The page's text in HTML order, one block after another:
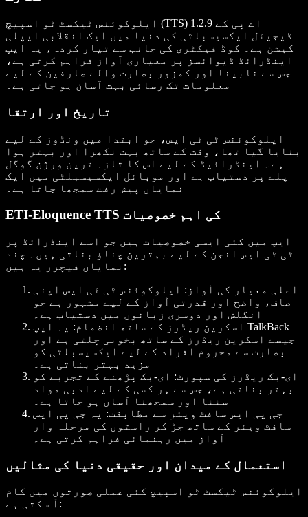
ایلوکوئنس ٹیکسٹ ٹو اسپیچ (TTS) 1.2.9 اے پی کے
ڈیجیٹل ایکسیسبلٹی کی دنیا میں ایک انقلابی ایپلی
کیشن ہے۔ کوڈ فیکٹری کی جانب سے تیار کردہ، یہ ایپ
اینڈرائڈ ڈیوائسز پر معیاری آواز فراہم کرتی ہے،
جس سے نابینا اور کمزور بصارت والے صارفین کے لیے
معلومات تک رسائی بہت آسان ہو جاتی ہے۔
تاریخ اور ارتقا
ایلوکوئنس ٹی ٹی ایس، جو ابتدا میں ونڈوز کے لیے
بنایا گیا تھا، وقت کے ساتھ بہت نکھرا اور بہتر ہوا
ہے۔ اینڈرائیڈ کے لیے اس کا تازہ ترین ورژن گوگل
پلے پر دستیاب ہے اور موبائل ایکسیسبلٹی میں ایک
نمایاں پیش رفت سمجھا جاتا ہے۔
ETI-Eloquence TTS کی اہم خصوصیات
ایپ میں کئی ایسی خصوصیات ہیں جو اسے اینڈرائڈ پر
ٹی ٹی ایس انجن کے لیے بہترین چناؤ بناتی ہیں۔ چند
نمایاں فیچرز یہ ہیں:
اعلی معیار کی آواز : ایلوکوئنس ٹی ٹی ایس اپنی
صاف، واضح اور قدرتی آواز کے لیے مشہور ہے جو
انگلش اور دوسری زبانوں میں دستیاب ہے۔
اسکرین ریڈرز کے ساتھ انضمام: یہ ایپ TalkBack
جیسے اسکرین ریڈرز کے ساتھ بخوبی چلتی ہے اور
بصارت سے محروم افراد کے لیے ایکسیسبلٹی کو
مزید بہتر بناتی ہے۔
ای-بک ریڈرز کی سپورٹ: ای-بک پڑھنے کے تجربے کو
بہتر بناتی ہے، جس سے ہر کسی کے لیے ادبی مواد
سننا اور سمجھنا آسان ہو جاتا ہے۔
جی پی ایس سافٹ ویئر سے مطابقت: یہ جی پی ایس
سافٹ ویئر کے ساتھ جڑ کر راستوں کی مرحلہ وار
آواز میں رہنمائی فراہم کرتی ہے۔
استعمال کے میدان اور حقیقی دنیا کی مثالیں
ایلوکوئنس ٹیکسٹ ٹو اسپیچ کئی عملی صورتوں میں کام
آ سکتی ہے: